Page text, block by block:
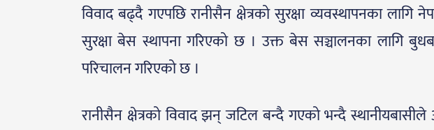
विवाद बढ्दै गएपछि रानीसैन क्षेत्रको सुरक्षा व्यवस्थापनका लागि
सुरक्षा बेस स्थापना गरिएको छ । उक्त बेस सञ्चालनका लागि
परिचालन गरिएको छ ।
रानीसैन क्षेत्रको विवाद झन् जटिल बन्दै गएको भन्दै